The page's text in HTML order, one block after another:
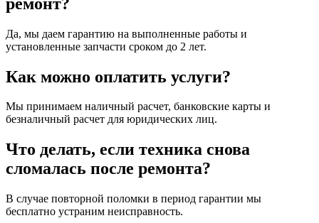
Да, мы даем гарантию на выполненные работы и
установленные запчасти сроком до 2 лет.
Как можно оплатить услуги?
Мы принимаем наличный расчет, банковские карты и
безналичный расчет для юридических лиц.
Что делать, если техника снова
сломалась после ремонта?
В случае повторной поломки в период гарантии мы
бесплатно устраним неисправность.